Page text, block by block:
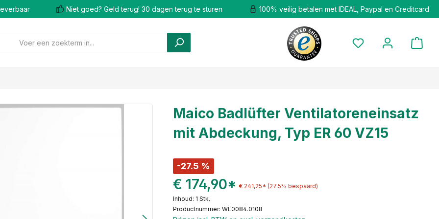
Niet goed? Geld terug! 30 dagen terug te sturen 100% veilig betalen met IDEAL, Paypal en Creditcard
Maico Badlüfter Ventilatoreneinsatz
mit Abdeckung, Typ ER 60 VZ15
-27.5 %
€ 174,90* € 241,25* (27.5% bespaard)
Inhoud: 1 Stk.
Productnummer: WL0084.0108